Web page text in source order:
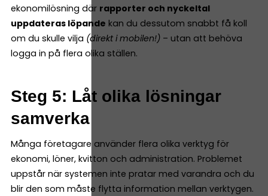
ekonomilösning där rapporter och nyckeltal
uppdateras löpande kan du dessutom snabbt få koll
om du skulle vilja (direkt i mobilen!) – utan att behöva
logga in på flera olika ställen.
Steg 5: Låt olika lösningar
samverka
Många företagare använder flera olika verktyg för
ekonomi, löner, kvitton och administration. Problemet
uppstår när systemen inte pratar med varandra och du
blir den som måste flytta information mellan verktygen.